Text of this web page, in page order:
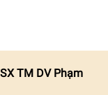
TM DV Phạm